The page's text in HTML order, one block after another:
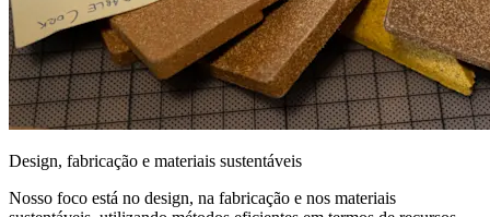
Design, fabricação e materiais sustentáveis
Nosso foco está no design, na fabricação e nos materiais